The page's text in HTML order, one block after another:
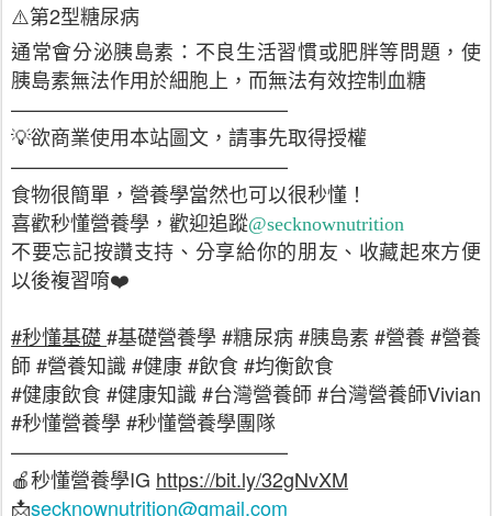
⚠️第2型糖尿病
通常會分泌胰島素：不良生活習慣或肥胖等問題，使
胰島素無法作用於細胞上，而無法有效控制血糖
——————————————
💡欲商業使用本站圖文，請事先取得授權
——————————————
食物很簡單，營養學當然也可以很秒懂！
喜歡秒懂營養學，歡迎追蹤@secknownutrition
不要忘記按讚支持、分享給你的朋友、收藏起來方便
以後複習唷❤️
#秒懂基礎#基礎營養學 #糖尿病 #胰島素 #營養 #營養
師 #營養知識 #健康 #飲食 #均衡飲食
#健康飲食 #健康知識 #台灣營養師 #台灣營養師Vivian
#秒懂營養學 #秒懂營養學團隊
——————————————
🍎秒懂營養學IG https://bit.ly/32gNvXM
📩secknownutrition@gmail.com